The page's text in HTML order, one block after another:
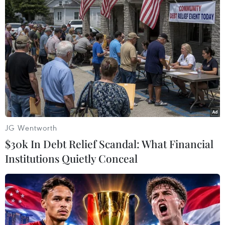
tiến tới xã hội chủ nghĩa”./.
(TTXVN/Vietnam+)
#Đảng Nhân dân Cách mạng Lào
#Thongloun Sisoulith
JG Wentworth
$30k In Debt Relief Scandal: What Financial
Institutions Quietly Conceal